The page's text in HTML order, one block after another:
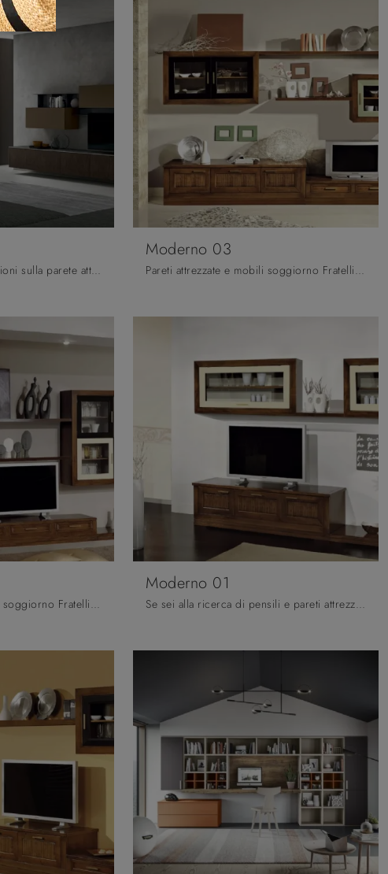
Clicca e ottieni informazioni sulla parete attrezzata Living Asia 02 della firma Arredo3: è la soluzione dalle linee moderne ideale per te.
Moderno 03
Pareti attrezzate e mobili soggiorno Fratelli Mirandola: clicca e scopri il modello Moderno 03 e potrai completare stanze classiche di ogni genere.
Pareti attrezzate e mobili soggiorno Fratelli Mirandola: clicca e scopri il modello Moderno 04 e potrai impreziosire stanze classiche di ogni tipo.
Moderno 01
Se sei alla ricerca di pensili e pareti attrezzate classiche, prediligi il modello Moderno 01 di Fratelli Mirandola: clicca e ottieni informazioni!